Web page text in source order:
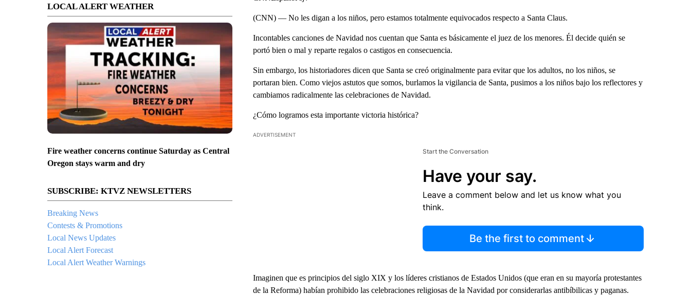
LOCAL ALERT WEATHER
Fire weather concerns continue Saturday as Central
Oregon stays warm and dry
SUBSCRIBE: KTVZ NEWSLETTERS
Breaking News
Contests & Promotions
Local News Updates
Local Alert Forecast
Local Alert Weather Warnings
(CNN) — No les digan a los niños, pero estamos totalmente equivocados respecto a Santa Claus.
Incontables canciones de Navidad nos cuentan que Santa es básicamente el juez de los menores. Él decide quién se
portó bien o mal y reparte regalos o castigos en consecuencia.
Sin embargo, los historiadores dicen que Santa se creó originalmente para evitar que los adultos, no los niños, se
portaran bien. Como viejos astutos que somos, burlamos la vigilancia de Santa, pusimos a los niños bajo los reflectores y
cambiamos radicalmente las celebraciones de Navidad.
¿Cómo logramos esta importante victoria histórica?
ADVERTISEMENT
Start the Conversation
Have your say.
Leave a comment below and let us know what you
think.
Be the first to comment
Imaginen que es principios del siglo XIX y los líderes cristianos de Estados Unidos (que eran en su mayoría protestantes
de la Reforma) habían prohibido las celebraciones religiosas de la Navidad por considerarlas antibíbilicas y paganas.